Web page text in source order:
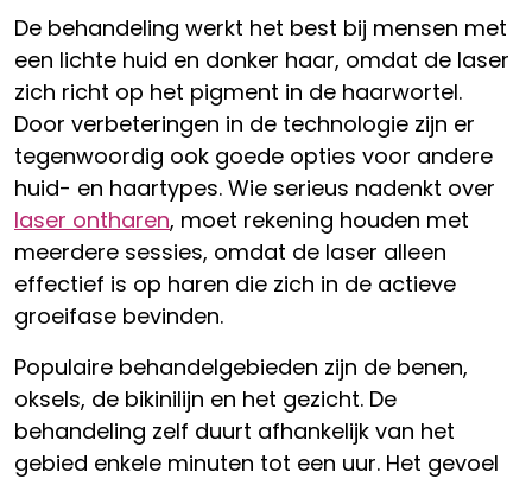
De behandeling werkt het best bij mensen met
een lichte huid en donker haar, omdat de laser
zich richt op het pigment in de haarwortel.
Door verbeteringen in de technologie zijn er
tegenwoordig ook goede opties voor andere
huid- en haartypes. Wie serieus nadenkt over
laser ontharen, moet rekening houden met
meerdere sessies, omdat de laser alleen
effectief is op haren die zich in de actieve
groeifase bevinden.
Populaire behandelgebieden zijn de benen,
oksels, de bikinilijn en het gezicht. De
behandeling zelf duurt afhankelijk van het
gebied enkele minuten tot een uur. Het gevoel